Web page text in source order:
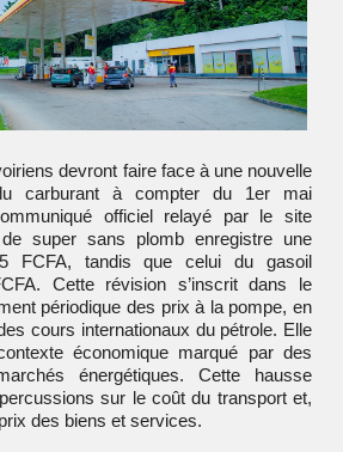
carburant à compter du 1er mai
officiel relayé par le site
super sans plomb enregistre une
FCFA, tandis que celui du gasoil
Cette révision s’inscrit dans le
périodique des prix à la pompe, en
cours internationaux du pétrole. Elle
économique marqué par des
énergétiques. Cette hausse
sur le coût du transport et,
des biens et services.